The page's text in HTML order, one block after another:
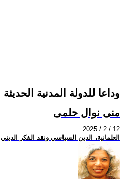
وداعا للدولة المدنية الحديثة
منى نوال حلمى
2025 / 2 / 12
العلمانية، الدين السياسي ونقد الفكر الديني